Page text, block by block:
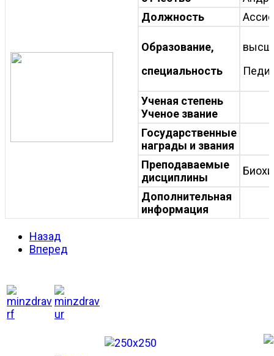
Должность
Образование,
специальность
Ученая степень
Ученое звание
Государственные
награды и звания
Преподаваемые
дисциплины
Дополнительная
информация
Назад
Вперед